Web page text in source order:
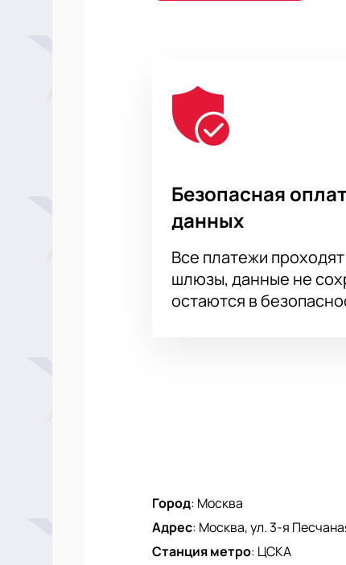
Безопасная
данных
Все платежи
шлюзы, данные не
остаются в
Город: Москва
Адрес: Москва, ул. 3-я
Станция метро: ЦСКА